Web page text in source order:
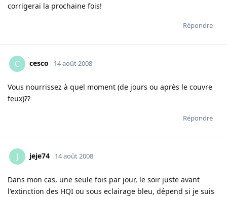
corrigerai la prochaine fois!
Répondre
C cesco 14 août 2008
Vous nourrissez à quel moment (de jours ou après le couvre
feux)??
Répondre
J jeje74 14 août 2008
Dans mon cas, une seule fois par jour, le soir juste avant
l'extinction des HQI ou sous eclairage bleu, dépend si je suis